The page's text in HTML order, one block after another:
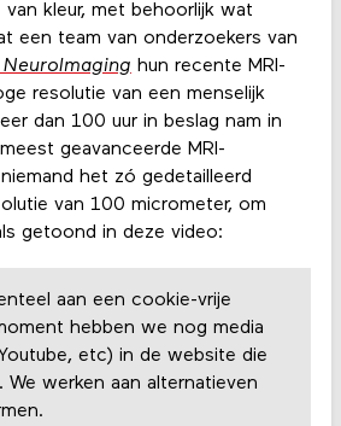
kleur, met behoorlijk wat
een team van onderzoekers van
hun recente MRI-
resolutie van een menselijk
dan 100 uur in beslag nam in
geavanceerde MRI-
het zó gedetailleerd
van 100 micrometer, om
getoond in deze video:
aan een cookie-vrije
hebben we nog media
etc) in de website die
werken aan alternatieven